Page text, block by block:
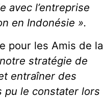
avec l’entreprise
en Indonésie ».
pour les Amis de la
stratégie de
entraîner des
pu le constater lors